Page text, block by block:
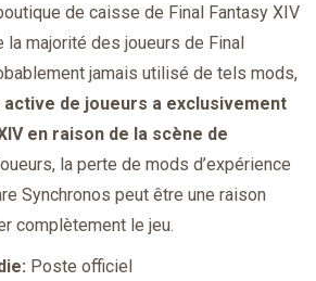
de caisse de Final Fantasy XIV
la majorité des joueurs de Final
jamais utilisé de tels mods,
de joueurs a exclusivement
en raison de la scène de
la perte de mods d’expérience
Synchronos peut être une raison
complètement le jeu.
Poste officiel